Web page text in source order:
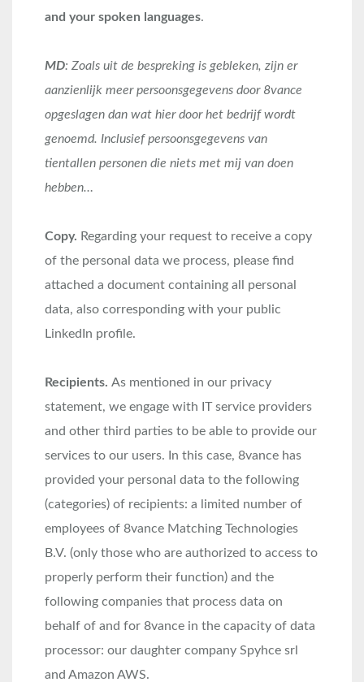
and your spoken languages.
MD: Zoals uit de bespreking is gebleken, zijn er
aanzienlijk meer persoonsgegevens door 8vance
opgeslagen dan wat hier door het bedrijf wordt
genoemd. Inclusief persoonsgegevens van
tientallen personen die niets met mij van doen
hebben…
Copy. Regarding your request to receive a copy
of the personal data we process, please find
attached a document containing all personal
data, also corresponding with your public
LinkedIn profile.
Recipients. As mentioned in our privacy
statement, we engage with IT service providers
and other third parties to be able to provide our
services to our users. In this case, 8vance has
provided your personal data to the following
(categories) of recipients: a limited number of
employees of 8vance Matching Technologies
B.V. (only those who are authorized to access to
properly perform their function) and the
following companies that process data on
behalf of and for 8vance in the capacity of data
processor: our daughter company Spyhce srl
and Amazon AWS.